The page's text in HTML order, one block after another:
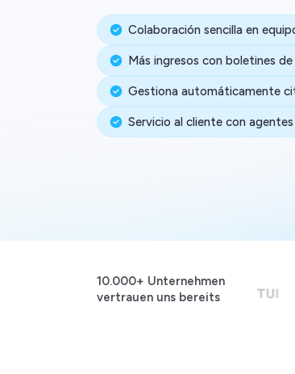
Colaboración sencilla en
Más ingresos con boletines
Gestiona automáticamente
Servicio al cliente con
10.000+ Unternehmen
vertrauen uns bereits